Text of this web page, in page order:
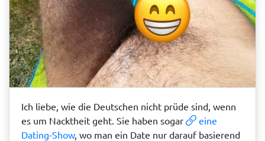
Ich liebe, wie die Deutschen nicht prüde sind, wenn
es um Nacktheit geht. Sie haben sogar
eine
Dating-Show, wo man ein Date nur darauf basierend